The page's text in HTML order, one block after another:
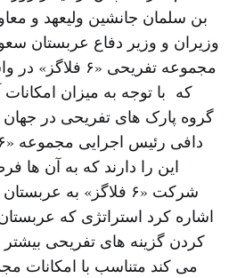
بن سلمان جانشین ولیعهد و
وزیران و وزیر دفاع عربستان
مجموعه تفریحی
که با توجه به میزان
گروه پارک های تفریحی در
این را دارند که به آن
شرکت «۶ فلاگز» به
اشاره کرد استراتژی که
کردن گزینه های تفریحی بیشتر